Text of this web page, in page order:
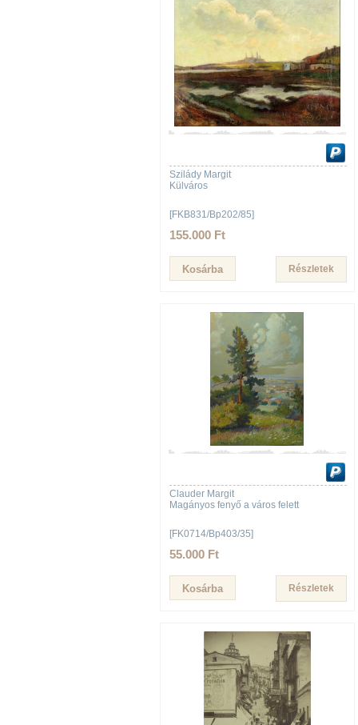
Szilády Margit
Külváros
[FKB831/Bp202/85]
155.000 Ft
Részletek
Clauder Margit
Magányos fenyő a város felett
[FK0714/Bp403/35]
55.000 Ft
Részletek